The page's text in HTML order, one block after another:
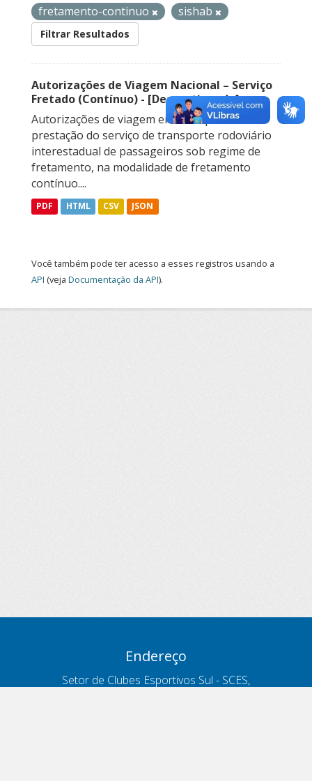
fretamento-continuo
sishab
Filtrar Resultados
Autorizações de Viagem Nacional – Serviço
Fretado (Contínuo) - [Descontinuado]
Autorizações de viagem emitidas para a
prestação do serviço de transporte rodoviário
interestadual de passageiros sob regime de
fretamento, na modalidade de fretamento
contínuo....
PDF HTML CSV JSON
Você também pode ter acesso a esses registros usando a
API (veja Documentação da API).
Endereço
Setor de Clubes Esportivos Sul - SCES,